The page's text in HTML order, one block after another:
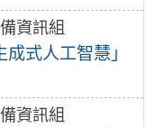
資訊組
式人工智慧」
資訊組